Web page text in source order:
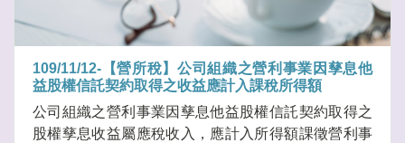
109/11/12-【營所稅】公司組織之營利事業因孳息他
益股權信託契約取得之收益應計入課稅所得額
公司組織之營利事業因孳息他益股權信託契約取得之
股權孳息收益屬應稅收入，應計入所得額課徵營利事